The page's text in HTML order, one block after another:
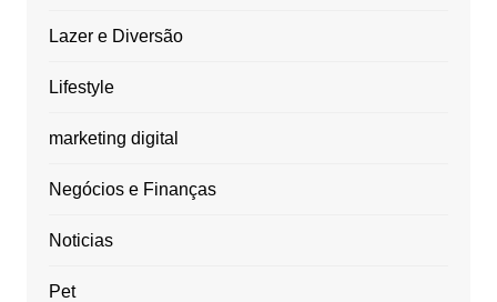
Lazer e Diversão
Lifestyle
marketing digital
Negócios e Finanças
Noticias
Pet